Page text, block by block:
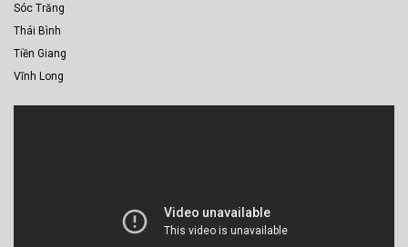
Sóc Trăng
Thái Bình
Tiền Giang
Vĩnh Long